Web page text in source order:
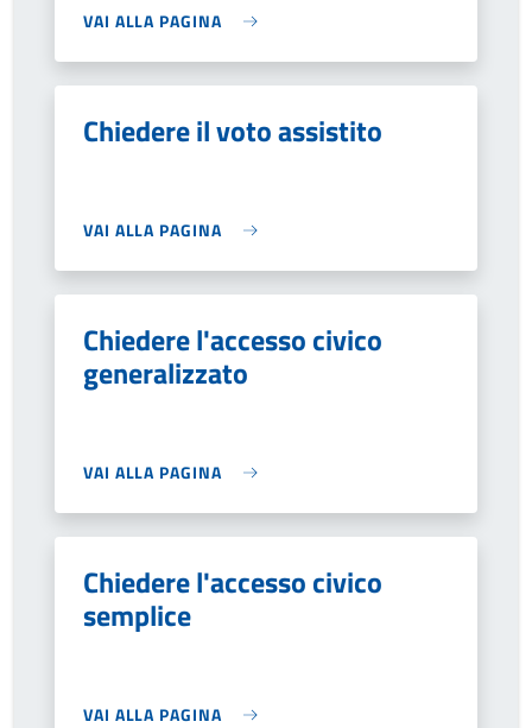
VAI ALLA PAGINA
Chiedere il voto assistito
VAI ALLA PAGINA
Chiedere l'accesso civico
generalizzato
VAI ALLA PAGINA
Chiedere l'accesso civico
semplice
VAI ALLA PAGINA